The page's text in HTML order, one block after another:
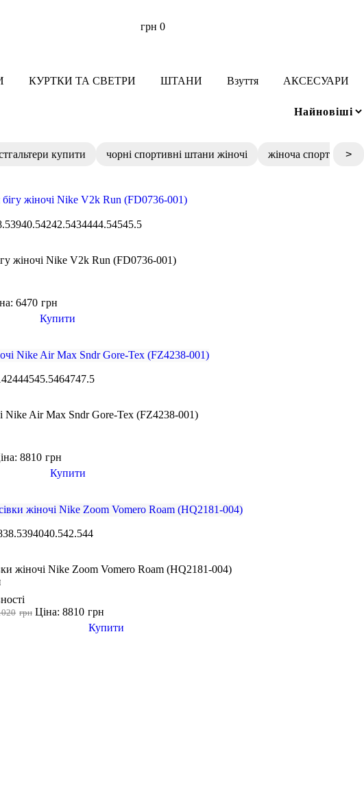
грн 0
КУРТКИ ТА СВЕТРИ ШТАНИ Взуття
АКСЕСУАРИ
купити чорні спортивні штани жіночі жіноча спортивна
>
3940.54242.5434444.54545.5
жіночі Nike V2k Run (FD0736-001)
грн
6470
Купити
42444545.5464747.5
Nike Air Max Sndr Gore-Tex (FZ4238-001)
грн
8810
Купити
38.5394040.542.544
жіночі Nike Zoom Vomero Roam (HQ2181-004)
грн грн
Ціна: 8810
Купити